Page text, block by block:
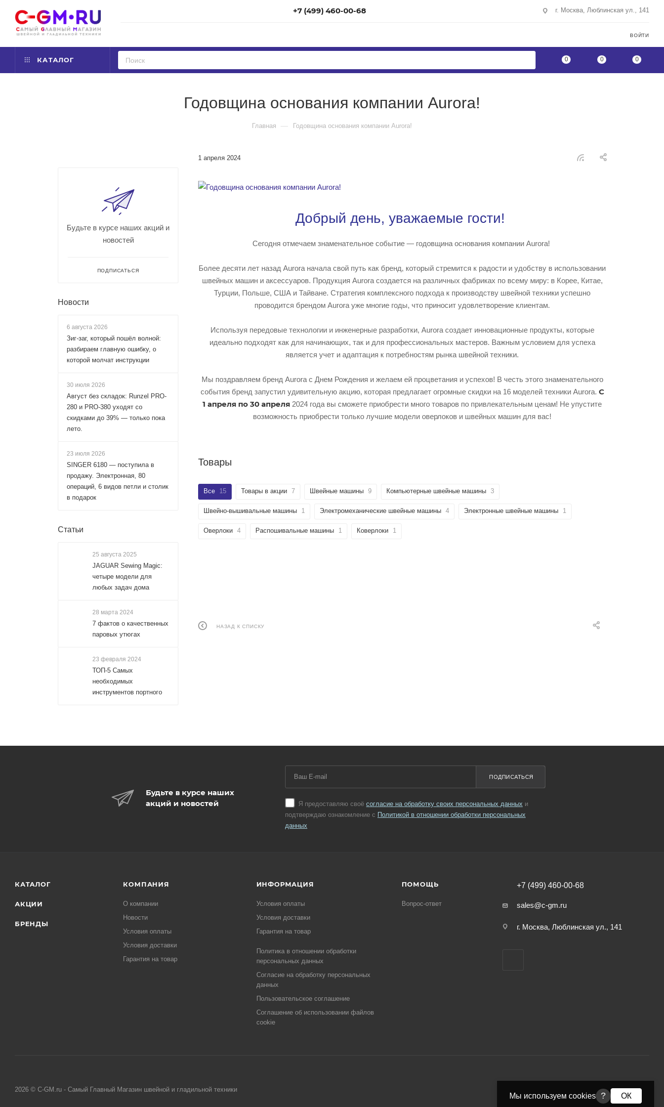
+7 (499) 460-00-68 г. Москва, Люблинская ул., 141
ВОЙТИ
КАТАЛОГ 0 0 0
Годовщина основания компании Aurora!
Главная — Годовщина основания компании Aurora!
1 апреля 2024
Добрый день, уважаемые гости!
Сегодня отмечаем знаменательное событие — годовщина основания компании Aurora!
Более десяти лет назад Aurora начала свой путь как бренд, который стремится к радости и удобству в использовании
швейных машин и аксессуаров. Продукция Aurora создается на различных фабриках по всему миру: в Корее, Китае,
Турции, Польше, США и Тайване. Стратегия комплексного подхода к производству швейной техники успешно
проводится брендом Aurora уже многие годы, что приносит удовлетворение клиентам.
Используя передовые технологии и инженерные разработки, Aurora создает инновационные продукты, которые
идеально подходят как для начинающих, так и для профессиональных мастеров. Важным условием для успеха
является учет и адаптация к потребностям рынка швейной техники.
Мы поздравляем бренд Aurora с Днем Рождения и желаем ей процветания и успехов! В честь этого знаменательного
события бренд запустил удивительную акцию, которая предлагает огромные скидки на 16 моделей техники Aurora. С
1 апреля по 30 апреля 2024 года вы сможете приобрести много товаров по привлекательным ценам! Не упустите
возможность приобрести только лучшие модели оверлоков и швейных машин для вас!
Товары
Все 15 Товары в акции 7 Швейные машины 9 Компьютерные швейные машины 3
Швейно-вышивальные машины 1 Электромеханические швейные машины 4 Электронные швейные машины 1
Оверлоки 4 Распошивальные машины 1 Коверлоки 1
НАЗАД К СПИСКУ
Будьте в курсе наших акций и
новостей
ПОДПИСАТЬСЯ
Новости
6 августа 2026
Зиг-заг, который пошёл волной:
разбираем главную ошибку, о
которой молчат инструкции
30 июля 2026
Август без складок: Runzel PRO-
280 и PRO-380 уходят со
скидками до 39% — только пока
лето.
23 июля 2026
SINGER 6180 — поступила в
продажу. Электронная, 80
операций, 6 видов петли и столик
в подарок
Статьи
25 августа 2025
JAGUAR Sewing Magic:
четыре модели для
любых задач дома
28 марта 2024
7 фактов о качественных
паровых утюгах
23 февраля 2024
ТОП-5 Самых
необходимых
инструментов портного
Будьте в курсе наших
акций и новостей
Я предоставляю своё согласие на обработку своих персональных данных и
подтверждаю ознакомление с Политикой в отношении обработки персональных
данных
ПОДПИСАТЬСЯ
КАТАЛОГ
АКЦИИ
БРЕНДЫ
КОМПАНИЯ
О компании
Новости
Условия оплаты
Условия доставки
Гарантия на товар
ИНФОРМАЦИЯ
Условия оплаты
Условия доставки
Гарантия на товар
Политика в отношении обработки
персональных данных
Cогласие на обработку персональных
данных
Пользовательское соглашение
Cоглашение об использовании файлов
cookie
ПОМОЩЬ
Вопрос-ответ
+7 (499) 460-00-68
sales@c-gm.ru
г. Москва, Люблинская ул., 141
2026 © C-GM.ru - Самый Главный Магазин швейной и гладильной техники
Мы используем cookies ? ОК